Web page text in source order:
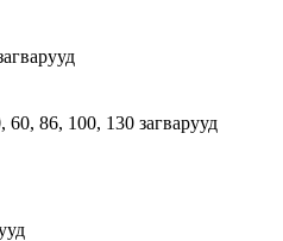
60, 86, 100, 130 загварууд